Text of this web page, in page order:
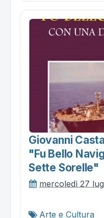
Giovanni
"fu Bello
Sette Sorelle"
mercoledì 27
Arte e Cultura